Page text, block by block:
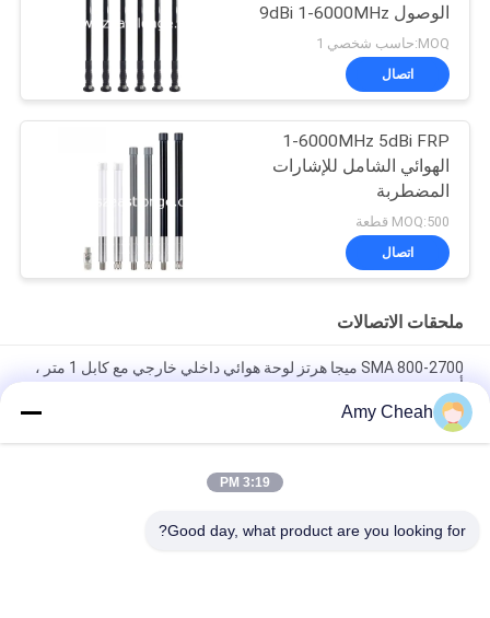
الوصول 9dBi 1-6000MHz
نوع N
MOQ:حاسب شخصي 1
اتصال
1-6000MHz 5dBi FRP
الهوائي الشامل للإشارات
المضطربة
MOQ:500 قطعة
اتصال
ملحقات الاتصالات
SMA 800-2700 ميجا هرتز لوحة هوائي داخلي خارجي مع كابل 1 متر ،
أبيض
ميجا هرتز ، أبيض
Amy Cheah
3:19 PM
Good day, what product are you looking for?